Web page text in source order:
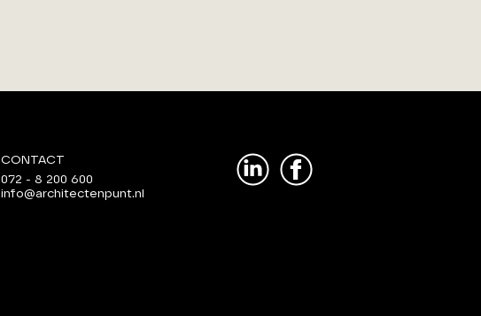
CONTACT
072 - 8 200 600
info@architectenpunt.nl